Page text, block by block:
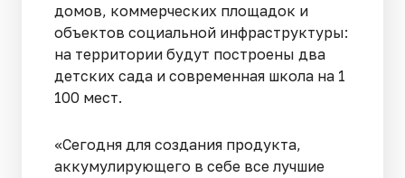
домов, коммерческих площадок и
объектов социальной инфраструктуры:
на территории будут построены два
детских сада и современная школа на 1
100 мест.
«Сегодня для создания продукта,
аккумулирующего в себе все лучшие